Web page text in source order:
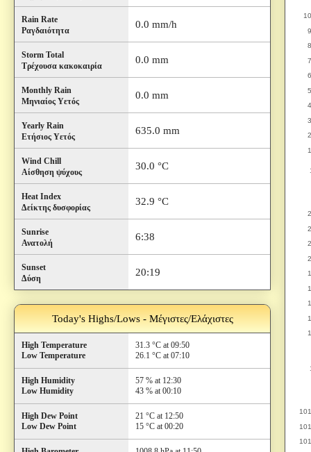
Rain Rate
Ραγδαιότητα
0.0 mm/h
Storm Total
Τρέχουσα κακοκαιρία
0.0 mm
Monthly Rain
Μηνιαίος Υετός
0.0 mm
Yearly Rain
Ετήσιος Υετός
635.0 mm
Wind Chill
Αίσθηση ψύχους
30.0 °C
Heat Index
Δείκτης δυσφορίας
32.9 °C
Sunrise
Ανατολή
6:38
Sunset
Δύση
20:19
Today's Highs/Lows - Μέγιστες/Ελάχιστες
High Temperature
Low Temperature
31.3 °C at 09:50
26.1 °C at 07:10
High Humidity
Low Humidity
57 % at 12:30
43 % at 00:10
High Dew Point
Low Dew Point
21 °C at 12:50
15 °C at 00:20